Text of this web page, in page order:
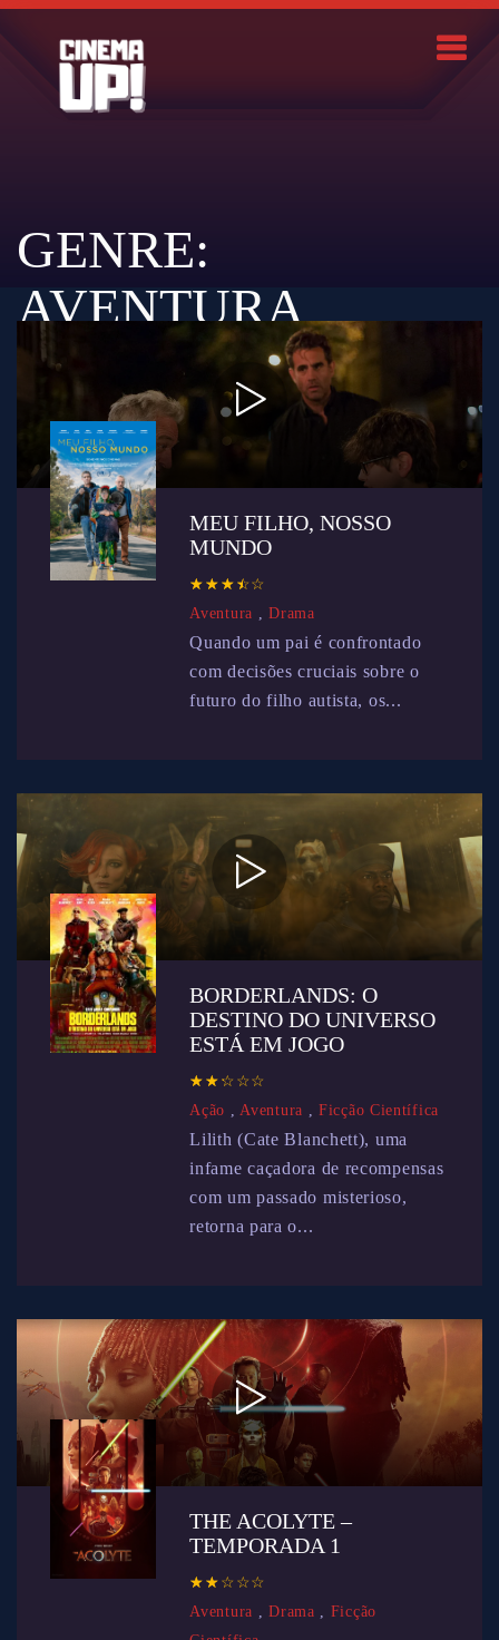
Skip
GENRE:
AVENTURA
MEU FILHO, NOSSO
MUNDO
☆ ☆ ☆ ☆☆
★ ★ ★ ★★
Aventura ,Drama
Quando um pai é confrontado
com decisões cruciais sobre o
futuro do filho autista, os...
BORDERLANDS: O
DESTINO DO UNIVERSO
ESTÁ EM JOGO
☆ ☆ ☆ ☆☆
★ ★ ★ ★★
Ação ,Aventura ,Ficção Científica
Lilith (Cate Blanchett), uma
infame caçadora de recompensas
com um passado misterioso,
retorna para o...
THE ACOLYTE –
TEMPORADA 1
☆ ☆ ☆ ☆☆
★ ★ ★ ★★
Aventura ,Drama , Ficção